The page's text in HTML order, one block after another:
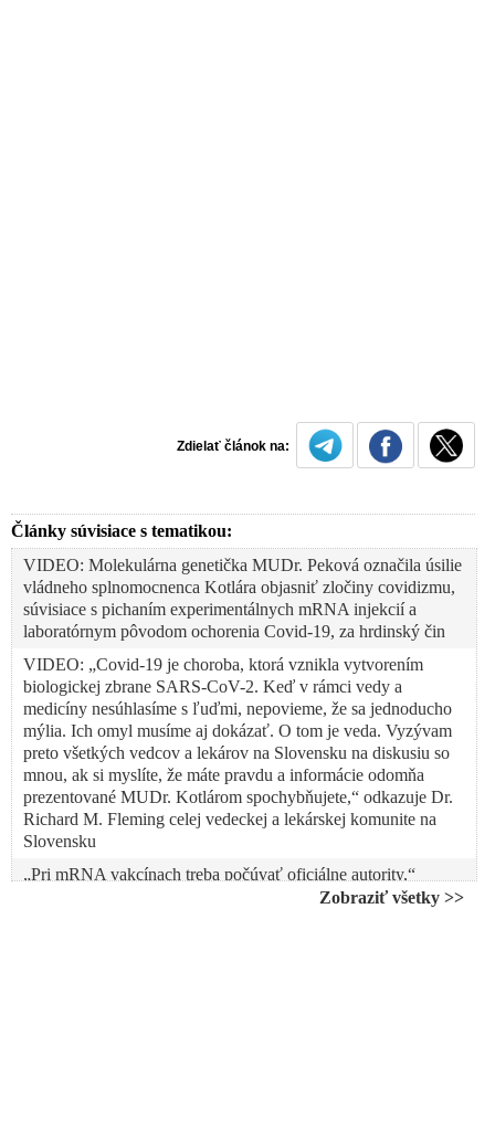
Zdielať článok na:
Články súvisiace s tematikou:
VIDEO: Molekulárna genetička MUDr. Peková označila úsilie
vládneho splnomocnenca Kotlára objasniť zločiny covidizmu,
súvisiace s pichaním experimentálnych mRNA injekcií a
laboratórnym pôvodom ochorenia Covid-19, za hrdinský čin
VIDEO: „Covid-19 je choroba, ktorá vznikla vytvorením
biologickej zbrane SARS-CoV-2. Keď v rámci vedy a
medicíny nesúhlasíme s ľuďmi, nepovieme, že sa jednoducho
mýlia. Ich omyl musíme aj dokázať. O tom je veda. Vyzývam
preto všetkých vedcov a lekárov na Slovensku na diskusiu so
mnou, ak si myslíte, že máte pravdu a informácie odomňa
prezentované MUDr. Kotlárom spochybňujete,“ odkazuje Dr.
Richard M. Fleming celej vedeckej a lekárskej komunite na
Slovensku
„Pri mRNA vakcínach treba počúvať oficiálne autority,“
odkazuje Slovákom Slovenská lekárska komora, ktorá nielenže
Zobraziť všetky >>